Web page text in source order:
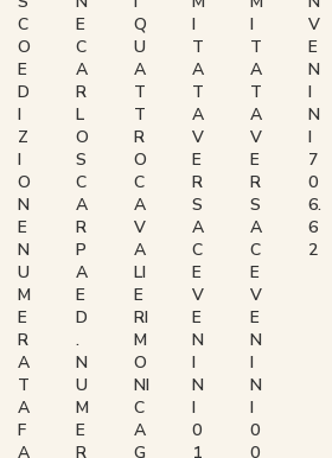
C
O
E
D
I
Z
I
O
N
E
N
U
M
E
R
A
T
A
F
A
E
C
A
R
L
O
S
C
A
R
P
A
E
D
.
N
U
M
E
R
Q
U
A
T
T
R
O
C
A
V
A
LI
E
RI
M
O
NI
C
A
G
I
T
A
T
A
V
E
R
S
A
C
E
V
E
N
I
N
I
0
1
I
T
A
T
A
V
E
R
S
A
C
E
V
E
N
I
N
I
0
0
V
E
N
I
N
I
7
0
6.
6
2